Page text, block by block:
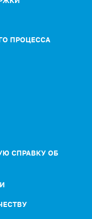
ПРОЦЕССА
СПРАВКУ ОБ